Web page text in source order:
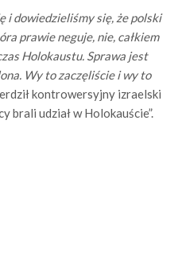
i dowiedzieliśmy się, że polski
prawie neguje, nie, całkiem
Holokaustu. Sprawa jest
Wy to zaczęliście i wy to
kontrowersyjny izraelski
brali udział w Holokauście”.